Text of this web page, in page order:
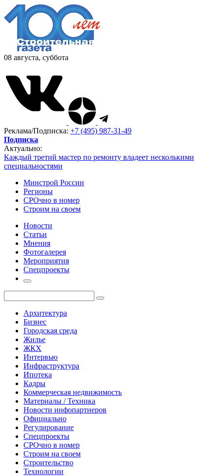
08 августа, суббота
Реклама/Подписка: +7 (495) 987-31-49
Подписка
Актуально:
Каждый третий мастер по ремонту владеет несколькими
специальностями
Минстрой России
Регионы
СРОчно в номер
Строим на своем
Новости
Статьи
Мнения
Фотогалерея
Мероприятия
Спецпроекты
Архитектура
Бизнес
Городская среда
Жилье
ЖКХ
Интервью
Инфраструктура
Ипотека
Кадры
Коммерческая недвижимость
Материалы / Техника
Новости инфопартнеров
Официально
Регулирование
Спецпроекты
СРОчно в номер
Строим на своем
Строительство
Технологии